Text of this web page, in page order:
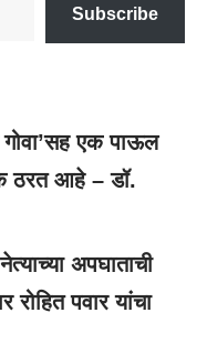
Subscribe
एक पाऊल
ठरत आहे – डॉ.
अपघाताची
पवार यांचा